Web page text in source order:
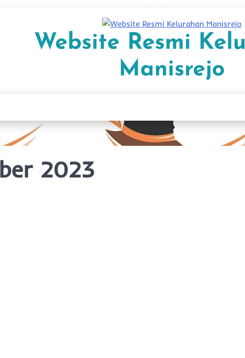
Website Resmi
Manisrejo
2023